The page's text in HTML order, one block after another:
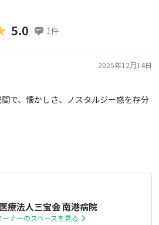
5.0 1件
2025年12月14日
で、懐かしさ、ノスタルジー感を存分
療法人三宝会 南港病院
ーナーのスペースを見る